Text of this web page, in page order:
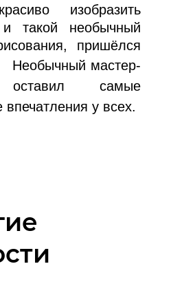
изобразить
и такой необычный
пришёлся
Необычный мастер-
самые
впечатления у всех.